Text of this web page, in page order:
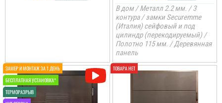
В дом / Металл 2.2 мм. / 3
контура / замки Securemme
(Италия) сейфовый и под
цилиндр (перекодируемый) /
Полотно 115 мм. / Деревянная
панель